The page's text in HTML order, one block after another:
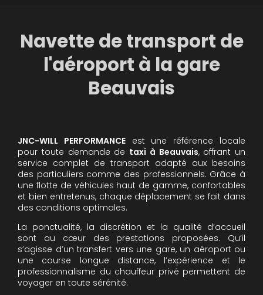
Navette de transport de
l'aéroport à la gare
Beauvais
JNC-WILL PERFORMANCEest une référence locale
pour toute demande de taxi à Beauvais, offrant un
service complet de transport adapté aux besoins
des particuliers comme des professionnels. Grâce à
une flotte de véhicules haut de gamme, confortables
et bien entretenus, chaque déplacement se fait dans
des conditions optimales.
La ponctualité, la discrétion et la qualité d’accueil
sont au cœur des prestations proposées. Qu’il
s’agisse d’un transfert vers une gare, un aéroport ou
une course longue distance, l’expérience et le
professionnalisme du chauffeur privé permettent de
voyager en toute sérénité.